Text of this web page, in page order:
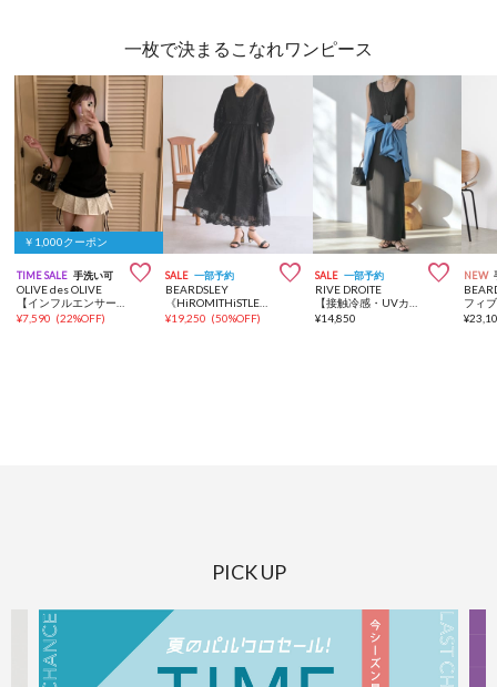
一枚で決まるこなれワンピース
￥1,000クーポン
TIME SALE 手洗い可 
OLIVE des OLIVE
¥7,590 (22%OFF)
SALE 一部予約 
BEARDSLEY
¥19,250 (50%OFF)
SALE 一部予約 
RIVE DROITE
¥14,850
NEW
¥
PICK UP